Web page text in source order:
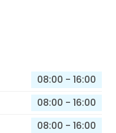
08:00 - 16:00
08:00 - 16:00
08:00 - 16:00